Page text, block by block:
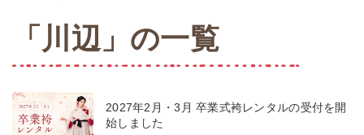
「川辺」の一覧
2027年2月・3月 卒業式袴レンタルの受付を開
始しました